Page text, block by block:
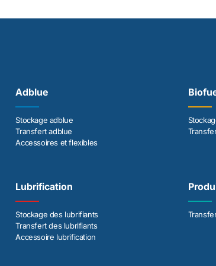
Adblue
Stockage adblue
Transfert adblue
Accessoires et flexibles
Lubrification
Stockage des lubrifiants
Transfert des lubrifiants
Accessoire lubrification